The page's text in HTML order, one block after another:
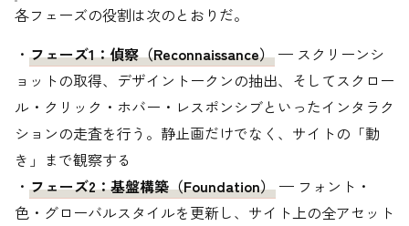
各フェーズの役割は次のとおりだ。
・ フェーズ1：偵察（Reconnaissance） — スクリーンシ
ョットの取得、デザイントークンの抽出、そしてスクロー
ル・クリック・ホバー・レスポンシブといったインタラク
ションの走査を行う。静止画だけでなく、サイトの「動
き」まで観察する
・ フェーズ2：基盤構築（Foundation） — フォント・
色・グローバルスタイルを更新し、サイト上の全アセット